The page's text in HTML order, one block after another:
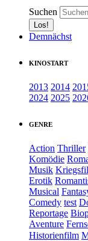
Suchen
Demnächst
KINOSTART
2013 2014
2024 2025
GENRE
Action Thriller
Komödie
Musik
Erotik
Musical
Comedy test
Reportage
Aventure
Historienfilm